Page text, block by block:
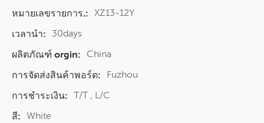
หมายเลขรายการ.: XZ13-12Y
เวลานำ:
30days
ผลิตภัณฑ์ orgin:
China
การจัดส่งสินค้าพอร์ต:
Fuzhou
การชำระเงิน: T/T , L/C
สี: White